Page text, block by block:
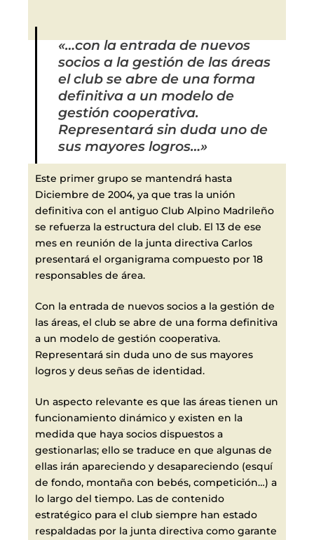
«…con la entrada de nuevos
socios a la gestión de las áreas
el club se abre de una forma
definitiva a un modelo de
gestión cooperativa.
Representará sin duda uno de
sus mayores logros…»
Este primer grupo se mantendrá hasta
Diciembre de 2004, ya que tras la unión
definitiva con el antiguo Club Alpino Madrileño
se refuerza la estructura del club. El 13 de ese
mes en reunión de la junta directiva Carlos
presentará el organigrama compuesto por 18
responsables de área.
Con la entrada de nuevos socios a la gestión de
las áreas, el club se abre de una forma definitiva
a un modelo de gestión cooperativa.
Representará sin duda uno de sus mayores
logros y deus señas de identidad.
Un aspecto relevante es que las áreas tienen un
funcionamiento dinámico y existen en la
medida que haya socios dispuestos a
gestionarlas; ello se traduce en que algunas de
ellas irán apareciendo y desapareciendo (esquí
de fondo, montaña con bebés, competición…) a
lo largo del tiempo. Las de contenido
estratégico para el club siempre han estado
respaldadas por la junta directiva como garante